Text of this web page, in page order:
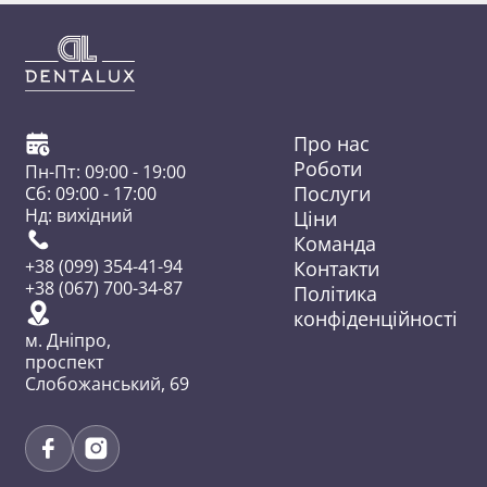
Про нас
Роботи
Послуги
Ціни
Команда
Контакти
Політика
конфіденційності
Пн-Пт: 09:00 - 19:00
Сб: 09:00 - 17:00
Нд: вихідний
+38 (099) 354-41-94
+38 (067) 700-34-87
м. Дніпро,
проспект
Слобожанський, 69